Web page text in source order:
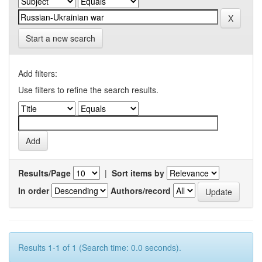
Start a new search
Add filters:
Use filters to refine the search results.
Results/Page | Sort items by
In order
Authors/record
Results 1-1 of 1 (Search time: 0.0 seconds).